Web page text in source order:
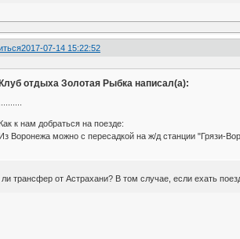
2017-07-14 15:22:52
Клуб отдыха Золотая Рыбка написал(а):
Как к нам добраться на поезде:
Из Воронежа можно с пересадкой на ж/д станции "Грязи-
трансфер от Астрахани? В том случае, если ехать